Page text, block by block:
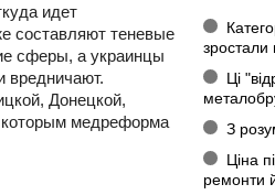
идет
составляют теневые
сферы, а украинцы
вредничают.
Донецкой,
которым медреформа
зростали
Ці
З
Ціна
ремонти